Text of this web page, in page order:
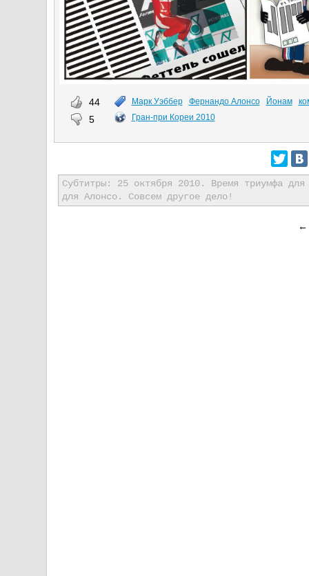
44
5
Марк Уэббер Фернандо Алонсо Йонам
Гран-при Кореи 2010
Субтитры: 25 октября 2010. Время триумфа
для Алонсо. Совсем другое дело!